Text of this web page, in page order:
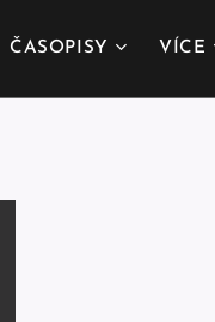
ČASOPISY VÍCE